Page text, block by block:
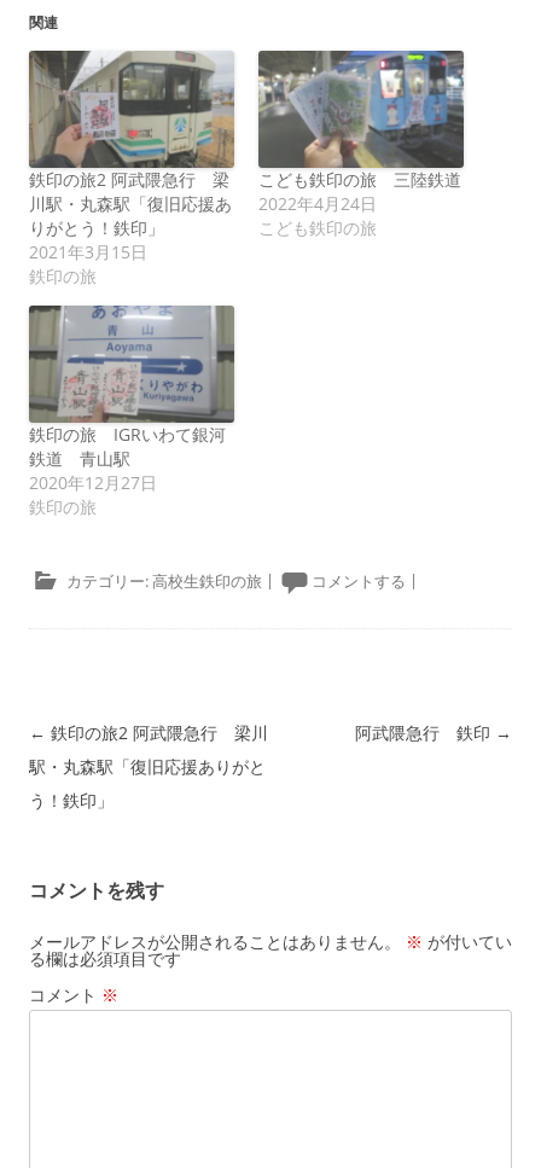
関連
鉄印の旅2 阿武隈急行 梁
川駅・丸森駅「復旧応援あ
りがとう！鉄印」
2021年3月15日
鉄印の旅
こども鉄印の旅 三陸鉄道
2022年4月24日
こども鉄印の旅
鉄印の旅 IGRいわて銀河
鉄道 青山駅
2020年12月27日
鉄印の旅
カテゴリー:高校生鉄印の旅 | コメントする |
投稿ナビゲーション
← 鉄印の旅2 阿武隈急行 梁川
駅・丸森駅「復旧応援ありがと
う！鉄印」
阿武隈急行 鉄印 →
コメントを残す
メールアドレスが公開されることはありません。 ※ が付いてい
る欄は必須項目です
コメント ※